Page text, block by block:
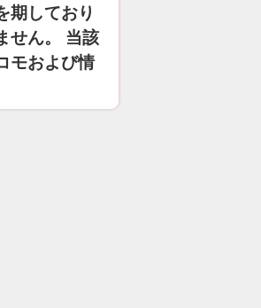
期しており
せん。 当該
モおよび情